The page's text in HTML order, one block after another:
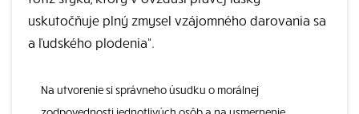
uskutočňuje plný zmysel vzájomného darovania sa
a ľudského plodenia“.
Na utvorenie si správneho úsudku o morálnej